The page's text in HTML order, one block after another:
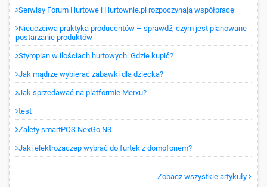
Serwisy Forum Hurtowe i Hurtownie.pl rozpoczynają współpracę
Nieuczciwa praktyka producentów – sprawdź, czym jest planowane
postarzanie produktów
Styropian w ilościach hurtowych. Gdzie kupić?
Jak mądrze wybierać zabawki dla dziecka?
Jak sprzedawać na platformie Merxu?
test
Zalety smartPOS NexGo N3
Jaki elektrozaczep wybrać do furtek z domofonem?
Zobacz wszystkie artykuły